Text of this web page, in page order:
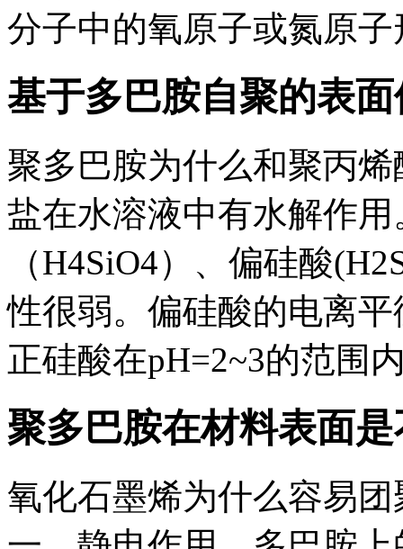
分子中的氧原子或氮原
基于多巴胺自聚的表
聚多巴胺为什么和聚丙
盐在水溶液中有水解作
（H4SiO4）、偏硅酸
性很弱。偏硅酸的电离
正硅酸在pH=2~3的范围
聚多巴胺在材料表面
氧化石墨烯为什么容易